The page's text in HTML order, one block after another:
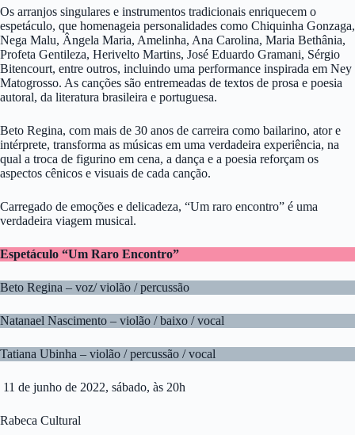
Os arranjos singulares e instrumentos tradicionais enriquecem o
espetáculo, que homenageia personalidades como Chiquinha Gonzaga,
Nega Malu, Ângela Maria, Amelinha, Ana Carolina, Maria Bethânia,
Profeta Gentileza, Herivelto Martins, José Eduardo Gramani, Sérgio
Bitencourt, entre outros, incluindo uma performance inspirada em Ney
Matogrosso. As canções são entremeadas de textos de prosa e poesia
autoral, da literatura brasileira e portuguesa.
Beto Regina, com mais de 30 anos de carreira como bailarino, ator e
intérprete, transforma as músicas em uma verdadeira experiência, na
qual a troca de figurino em cena, a dança e a poesia reforçam os
aspectos cênicos e visuais de cada canção.
Carregado de emoções e delicadeza, “Um raro encontro” é uma
verdadeira viagem musical.
Espetáculo “Um Raro Encontro”
Beto Regina – voz/ violão / percussão
Natanael Nascimento – violão / baixo / vocal
Tatiana Ubinha – violão / percussão / vocal
11 de junho de 2022, sábado, às 20h
Rabeca Cultural